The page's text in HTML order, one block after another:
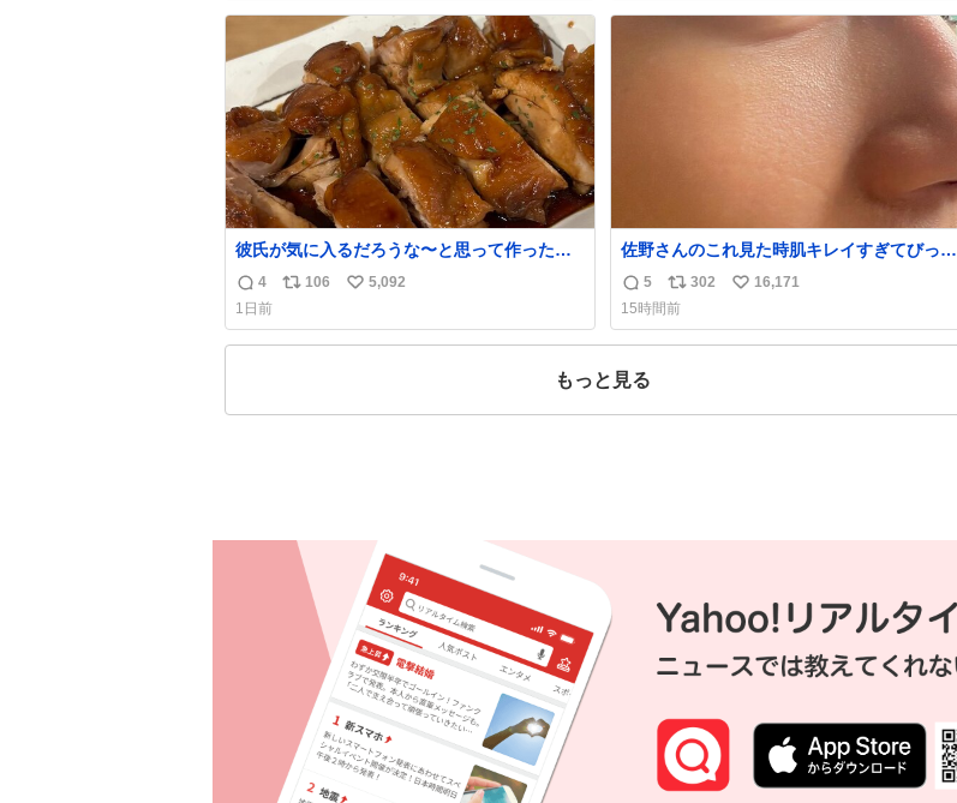
って抱きしめようとしたら、ビンタされてし
まった。3回ほど。 小さい手だけど、地味に
痛い。 その後、娘は旦那に泣きついてた。
数
ス
ト
数
ね
数
数
ス
ト
ね
数
彼氏が気に入るだろうな〜と思って作ったら
想像の何倍も美味しい美味しい言ってくれて
嬉しい
返
信
数
4
リ
ス
106
い
ね
5,092
1日前
佐野さんのこれ見た時肌キレイすぎてびっく
りしたし、やはりアイドルって体型･肌管理す
ごすぎる
返
信
数
5
リ
ポ
ス
302
い
ね
16,171
15時間前
もっと見る